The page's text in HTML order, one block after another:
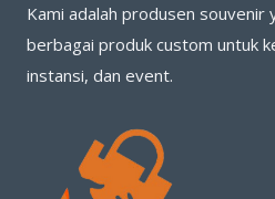
Kami adalah produsen souvenir
berbagai produk custom untuk
instansi, dan event.